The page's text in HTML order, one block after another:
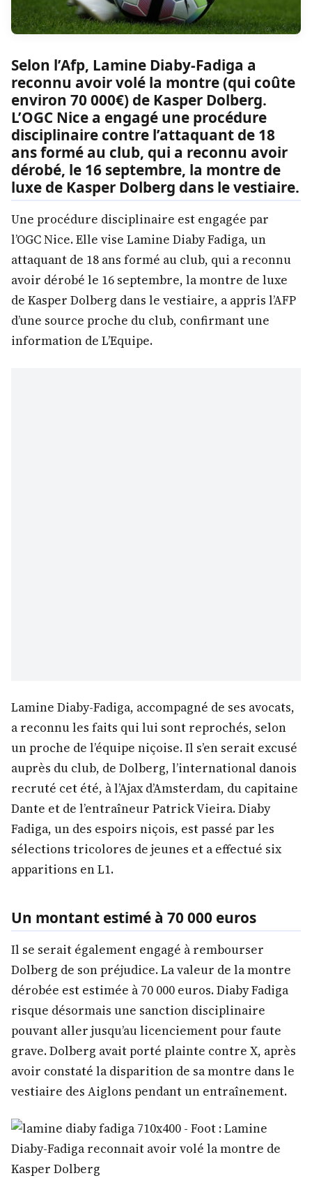
Selon l’Afp, Lamine Diaby-Fadiga a
reconnu avoir volé la montre (qui coûte
environ 70 000€) de Kasper Dolberg.
L’OGC Nice a engagé une procédure
disciplinaire contre l’attaquant de 18
ans formé au club, qui a reconnu avoir
dérobé, le 16 septembre, la montre de
luxe de Kasper Dolberg dans le vestiaire.
Une procédure disciplinaire est engagée par
l’OGC Nice. Elle vise Lamine Diaby Fadiga, un
attaquant de 18 ans formé au club, qui a reconnu
avoir dérobé le 16 septembre, la montre de luxe
de Kasper Dolberg dans le vestiaire, a appris l’AFP
d’une source proche du club, confirmant une
information de L’Equipe.
Lamine Diaby-Fadiga, accompagné de ses avocats,
a reconnu les faits qui lui sont reprochés, selon
un proche de l’équipe niçoise. Il s’en serait excusé
auprès du club, de Dolberg, l’international danois
recruté cet été, à l’Ajax d’Amsterdam, du capitaine
Dante et de l’entraîneur Patrick Vieira. Diaby
Fadiga, un des espoirs niçois, est passé par les
sélections tricolores de jeunes et a effectué six
apparitions en L1.
Un montant estimé à 70 000 euros
Il se serait également engagé à rembourser
Dolberg de son préjudice. La valeur de la montre
dérobée est estimée à 70 000 euros. Diaby Fadiga
risque désormais une sanction disciplinaire
pouvant aller jusqu’au licenciement pour faute
grave. Dolberg avait porté plainte contre X, après
avoir constaté la disparition de sa montre dans le
vestiaire des Aiglons pendant un entraînement.